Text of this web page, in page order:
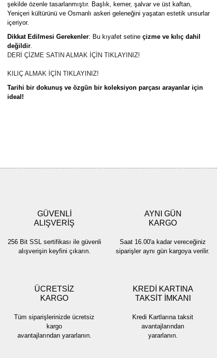
şekilde özenle tasarlanmıştır. Başlık, kemer, şalvar ve üst kaftan,
Yeniçeri kültürünü ve Osmanlı askeri geleneğini yaşatan estetik unsurlar
içeriyor.
Dikkat Edilmesi Gerekenler: Bu kıyafet setine çizme ve kılıç dahil
değildir.
DERİ ÇİZME SATIN ALMAK İÇİN TIKLAYINIZ!
KILIÇ ALMAK İÇİN TIKLAYINIZ!
Tarihi bir dokunuş ve özgün bir koleksiyon parçası arayanlar için
ideal!
Ürün bilgilerinde hatalar bulunuyor.
Ürün fiyatı diğer sitelerden daha pahalı.
Bu ürüne benzer farklı alternatifler olmalı.
GÜVENLİ
ALIŞVERİŞ
256 Bit SSL sertifikası ile güvenli
alışverişin keyfini çıkarın.
AYNI GÜN
KARGO
Saat 16.00'a kadar vereceğiniz
siparişler aynı gün kargoya verilir.
ÜCRETSİZ
KARGO
Tüm siparişlerinizde ücretsiz
kargo
avantajlarından yararlanın.
KREDİ KARTINA
TAKSİT İMKANI
Kredi Kartlarına taksit
avantajlarından
yararlanın.